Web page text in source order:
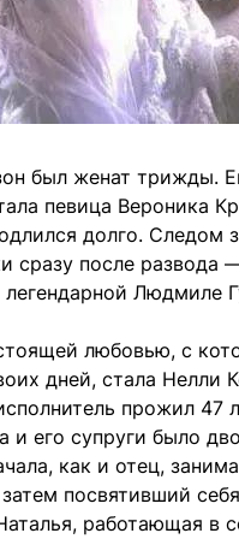
был женат трижды.
певица Вероника
долго. Следом
сразу после развода
Людмиле
любовью, с
дней, стала Нелли
прожил 47
и его супруги было
как и отец,
посвятивший
работающая в